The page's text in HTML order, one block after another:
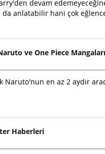
devam
da anlatabilir hani çok
ve One Piece
Naruto'nun en az 2 aydır
Haberleri